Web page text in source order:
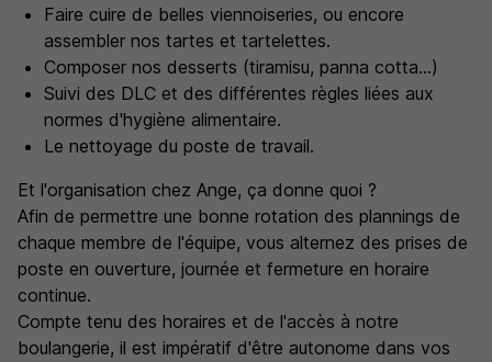
Faire cuire de belles viennoiseries, ou encore
assembler nos tartes et tartelettes.
Composer nos desserts (tiramisu, panna cotta...)
Suivi des DLC et des différentes règles liées aux
normes d'hygiène alimentaire.
Le nettoyage du poste de travail.
Et l'organisation chez Ange, ça donne quoi ?
Afin de permettre une bonne rotation des plannings de
chaque membre de l'équipe, vous alternez des prises de
poste en ouverture, journée et fermeture en horaire
continue.
Compte tenu des horaires et de l'accès à notre
boulangerie, il est impératif d'être autonome dans vos